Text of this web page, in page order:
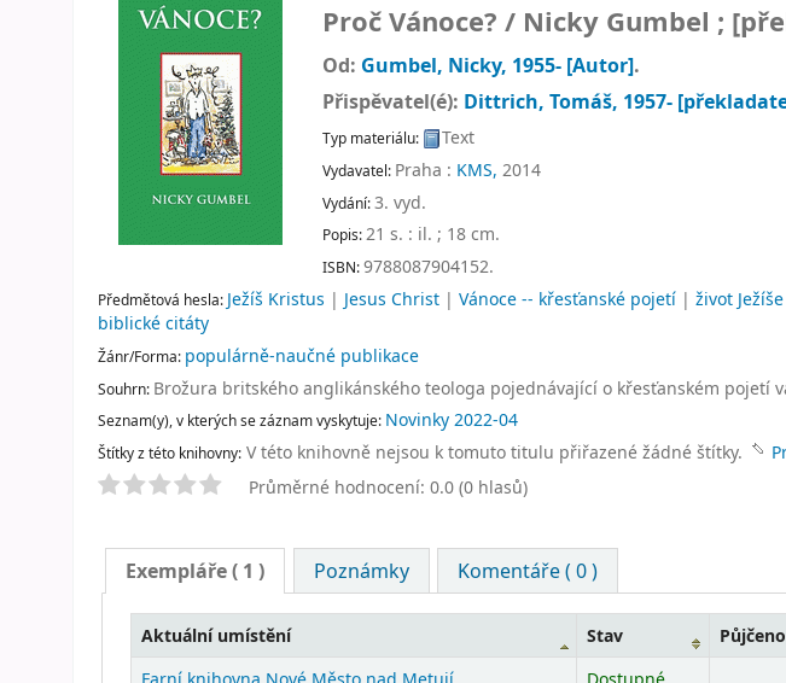
Proč Vánoce? / Nicky Gumbel ;
Od: Gumbel, Nicky, 1955- [Autor].
Přispěvatel(é): Dittrich, Tomáš, 1957-
Typ materiálu: Text
Vydavatel: Praha : KMS, 2014
Vydání:3. vyd.
Popis:21 s. : il. ; 18 cm.
ISBN:9788087904152.
Předmětová hesla: Ježíš Kristus | Jesus Christ | Vánoce -- křesťanské pojetí | život
biblické citáty
Žánr/Forma: populárně-naučné publikace
Souhrn: Brožura britského anglikánského teologa pojednávající o křesťanském pojetí
Seznam(y), v kterých se záznam vyskytuje: Novinky 2022-04
Štítky z této knihovny: V této knihovně nejsou k tomuto titulu přiřazené žádné štítky.
Průměrné hodnocení: 0.0 (0 hlasů)
Exempláře( 1 ) Poznámky Komentáře ( 0 )
Aktuální umístění Stav